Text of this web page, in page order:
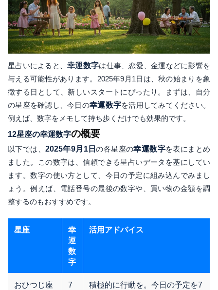
星占いによると、幸運数字は仕事、恋愛、金運などに影響を
与える可能性があります。2025年9月1日は、秋の始まりを象
徴する日として、新しいスタートにぴったり。まずは、自分
の星座を確認し、今日の幸運数字を活用してみてください。
例えば、数字をメモして持ち歩くだけでも効果的です。
12星座の幸運数字の概要
以下では、 2025年9月1日の各星座の幸運数字を表にまとめ
ました。この数字は、信頼できる星占いデータを基にしてい
ます。数字の使い方として、今日の予定に組み込んでみまし
ょう。例えば、電話番号の最後の数字や、買い物の金額を調
整するのもおすすめです。
星座
幸
運
数
字
活用アドバイス
おひつじ座
7
積極的に行動を。今日の予定を7